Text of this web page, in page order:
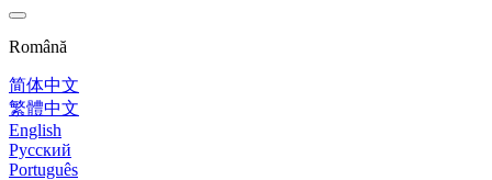
Română
简体中文
繁體中文
English
Русский
Português